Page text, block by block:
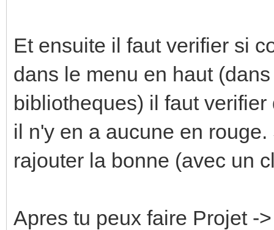
Et ensuite il faut verifier si
dans le menu en haut
bibliotheques) il faut
il n'y en a aucune en
rajouter la bonne (avec un
Apres tu peux faire Projet -